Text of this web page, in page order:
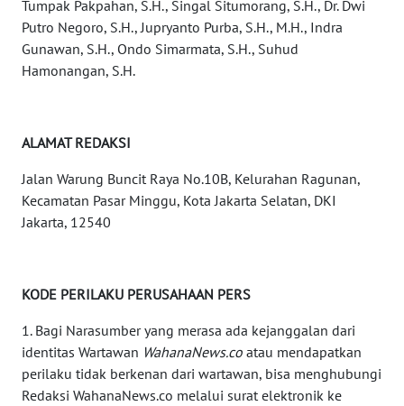
Tumpak Pakpahan, S.H., Singal Situmorang, S.H., Dr. Dwi
Putro Negoro, S.H., Jupryanto Purba, S.H., M.H., Indra
Gunawan, S.H., Ondo Simarmata, S.H., Suhud
Hamonangan, S.H.
ALAMAT REDAKSI
Jalan Warung Buncit Raya No.10B, Kelurahan Ragunan,
Kecamatan Pasar Minggu, Kota Jakarta Selatan, DKI
Jakarta, 12540
KODE PERILAKU PERUSAHAAN PERS
1. Bagi Narasumber yang merasa ada kejanggalan dari
identitas Wartawan WahanaNews.co atau mendapatkan
perilaku tidak berkenan dari wartawan, bisa menghubungi
Redaksi WahanaNews.co melalui surat elektronik ke
WN
KALTIM
GORONTALO
WN
WN
WN
MALUT